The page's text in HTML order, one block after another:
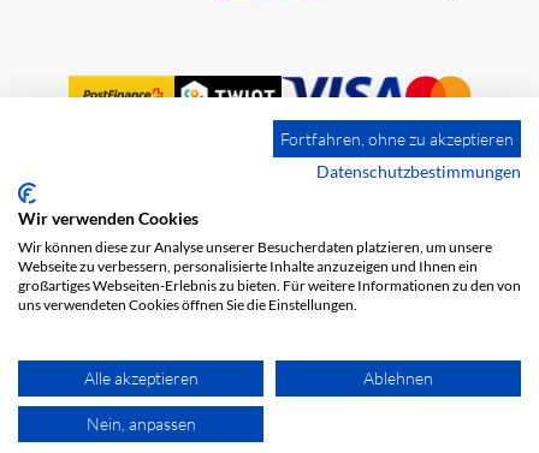
Impression
Protection des données
© 2026 COOL AG. Tous les droits sont réservés.
powered by polynorm
Fortfahren, ohne zu akzeptieren
Datenschutzbestimmungen
Wir verwenden Cookies
Wir können diese zur Analyse unserer Besucherdaten platzieren, um unsere
Webseite zu verbessern, personalisierte Inhalte anzuzeigen und Ihnen ein
großartiges Webseiten-Erlebnis zu bieten. Für weitere Informationen zu den von
uns verwendeten Cookies öffnen Sie die Einstellungen.
Alle akzeptieren Ablehnen
Nein, anpassen